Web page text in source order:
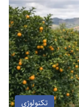
تکنولوژی